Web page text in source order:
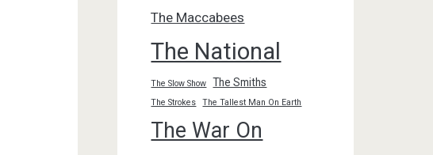
The Maccabees
The National
The Slow Show The Smiths
The Strokes The Tallest Man On Earth
The War On